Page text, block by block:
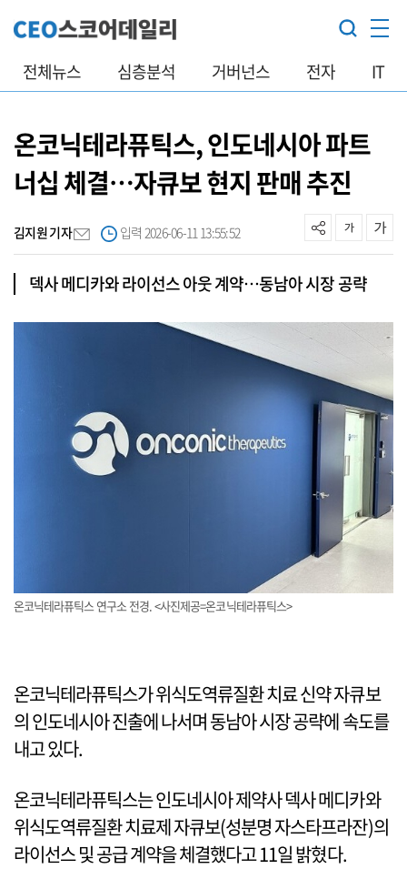
전체뉴스 심층분석 거버넌스 전자 IT
온코닉테라퓨틱스, 인도네시아 파트
너십 체결…자큐보 현지 판매 추진
김지원 기자 입력 2026-06-11 13:55:52
덱사 메디카와 라이선스 아웃 계약…동남아 시장 공략
온코닉테라퓨틱스 연구소 전경. <사진제공=온코닉테라퓨틱스>
온코닉테라퓨틱스가 위식도역류질환 치료 신약 자큐보
의 인도네시아 진출에 나서며 동남아 시장 공략에 속도를
내고 있다.
온코닉테라퓨틱스는 인도네시아 제약사 덱사 메디카와
위식도역류질환 치료제 자큐보(성분명 자스타프라잔)의
라이선스 및 공급 계약을 체결했다고 11일 밝혔다.